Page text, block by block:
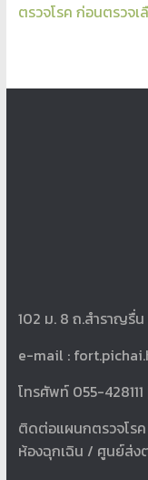
ตรวจโรค ก่อนตรวจเ
102 ม. 8 ถ.สำราญรื่
e-mail :
โทรศัพท์ 055-
ติดต่อแผนกตรวจโรค
ห้องฉุกเฉิน / ศูนย์ส่